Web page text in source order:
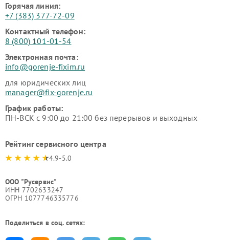
Горячая линия:
+7 (383) 377-72-09
Контактный телефон:
8 (800) 101-01-54
Электронная почта:
info@gorenje-fixim.ru
для юридических лиц
manager@fix-gorenje.ru
График работы:
ПН-ВСК с 9:00 до 21:00 без перерывов и выходных
Рейтинг сервисного центра
4.9-5.0
ООО "Русервис"
ИНН 7702633247
ОГРН 1077746335776
Поделиться в соц. сетях: